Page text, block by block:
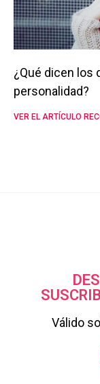
¿Qué dicen los
personalidad?
VER EL ARTÍCULO
Válido